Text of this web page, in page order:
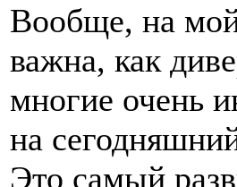
Вообще, на мой
важна, как
многие очень
на
Это самый